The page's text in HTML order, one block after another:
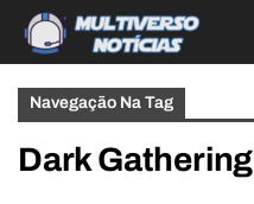
Navegação Na Tag
Dark Gathering